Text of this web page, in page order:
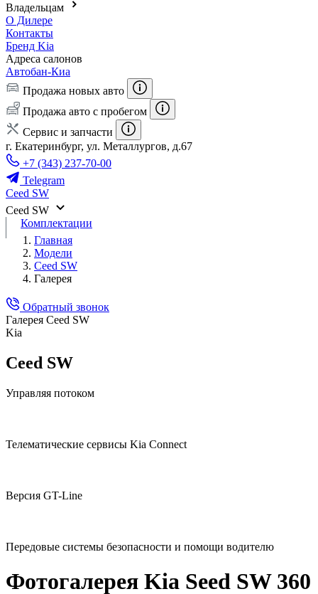
Владельцам
О Дилере
Контакты
Бренд Kia
Адреса салонов
Автобан-Киа
Продажа новых авто
Продажа авто с пробегом
Сервис и запчасти
г. Екатеринбург, ул. Металлургов, д.67
+7 (343) 237-70-00
Telegram
Ceed SW
Ceed SW
Комплектации
Главная
Модели
Ceed SW
Галерея
Обратный звонок
Галерея Ceed SW
Kia
Ceed SW
Управляя потоком
Телематические сервисы Kia Connect
Версия GT-Line
Передовые системы безопасности и помощи водителю
Фотогалерея Kia Seed SW 360